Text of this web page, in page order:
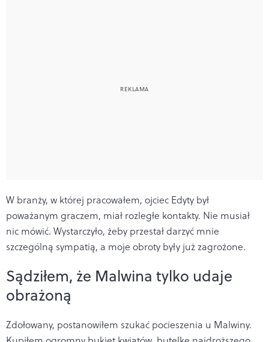
W branży, w której pracowałem, ojciec Edyty był
poważanym graczem, miał rozległe kontakty. Nie musiał
nic mówić. Wystarczyło, żeby przestał darzyć mnie
szczególną sympatią, a moje obroty były już zagrożone.
Sądziłem, że Malwina tylko udaje
obrażoną
Zdołowany, postanowiłem szukać pocieszenia u Malwiny.